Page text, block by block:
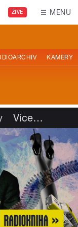
ŽIVĚ MENU
KAMERY
Více…